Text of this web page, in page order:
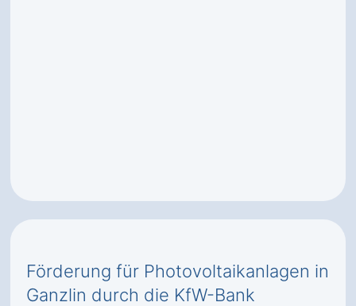
Förderung für Photovoltaikanlagen in
Ganzlin durch die KfW-Bank